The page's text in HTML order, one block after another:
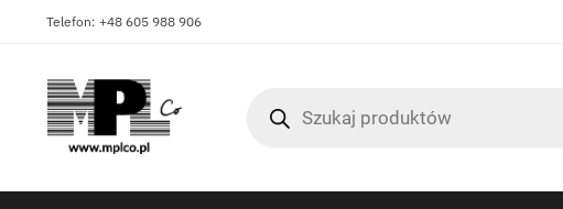
Telefon: +48 605 988 906
produktów